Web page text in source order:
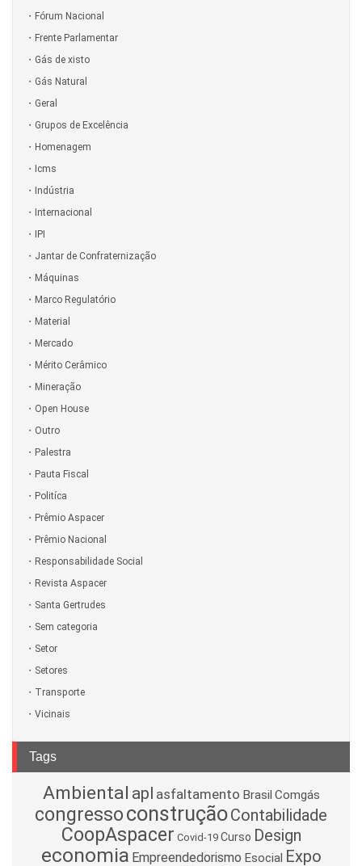
Fórum Nacional
Frente Parlamentar
Gás de xisto
Gás Natural
Geral
Grupos de Excelência
Homenagem
Icms
Indústria
Internacional
IPI
Jantar de Confraternização
Máquinas
Marco Regulatório
Material
Mercado
Mérito Cerâmico
Mineração
Open House
Outro
Palestra
Pauta Fiscal
Politíca
Prêmio Aspacer
Prêmio Nacional
Responsabilidade Social
Revista Aspacer
Santa Gertrudes
Sem categoria
Setor
Setores
Transporte
Vicinais
Tags
Ambiental apl asfaltamento Brasil Comgás
congressoconstruçãoContabilidade
CoopAspacer Covid-19 Curso Design
economia Empreendedorismo Esocial Expo